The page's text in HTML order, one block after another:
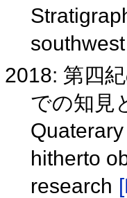
2018: 第四
での知見
hitherto
research